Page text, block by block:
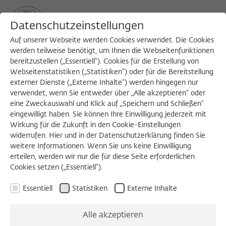
MENU
Search
Datenschutzeinstellungen
Auf unserer Webseite werden Cookies verwendet. Die Cookies
werden teilweise benötigt, um Ihnen die Webseitenfunktionen
bereitzustellen („Essentiell“). Cookies für die Erstellung von
Webseitenstatistiken („Statistiken“) oder für die Bereitstellung
externer Dienste („Externe Inhalte“) werden hingegen nur
verwendet, wenn Sie entweder über „Alle akzeptieren“ oder
eine Zweckauswahl und Klick auf „Speichern und Schließen“
eingewilligt haben. Sie können Ihre Einwilligung jederzeit mit
Wirkung für die Zukunft in den Cookie-Einstellungen
widerrufen. Hier und in der Datenschutzerklärung finden Sie
weitere Informationen. Wenn Sie uns keine Einwilligung
erteilen, werden wir nur die für diese Seite erforderlichen
Cookies setzen („Essentiell“).
Essentiell Statistiken Externe Inhalte
Alle akzeptieren